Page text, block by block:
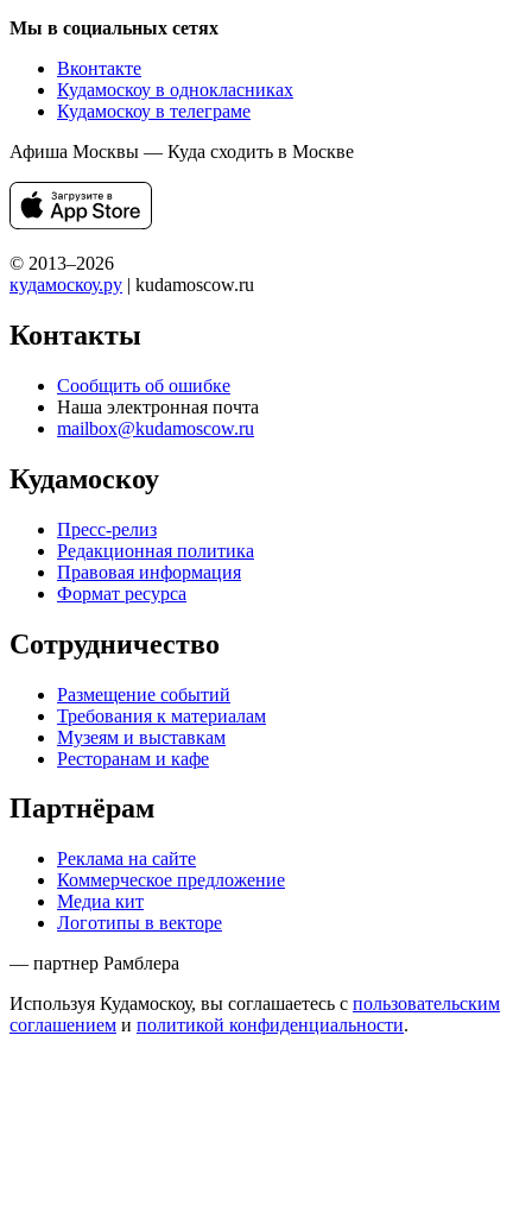
Мы в социальных сетях
Вконтакте
Кудамоскоу в однокласниках
Кудамоскоу в телеграме
Афиша Москвы — Куда сходить в Москве
© 2013–2026
кудамоскоу.ру | kudamoscow.ru
Контакты
Сообщить об ошибке
Наша электронная почта
mailbox@kudamoscow.ru
Кудамоскоу
Пресс-релиз
Редакционная политика
Правовая информация
Формат ресурса
Сотрудничество
Размещение событий
Требования к материалам
Музеям и выставкам
Ресторанам и кафе
Партнёрам
Реклама на сайте
Коммерческое предложение
Медиа кит
Логотипы в векторе
— партнер Рамблера
Используя Кудамоскоу, вы соглашаетесь с пользовательским
соглашением и политикой конфиденциальности.